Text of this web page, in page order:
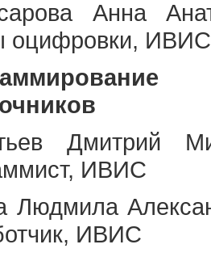
Анна
оцифровки, ИВИС
Дмитрий
ИВИС
Людмила
ИВИС